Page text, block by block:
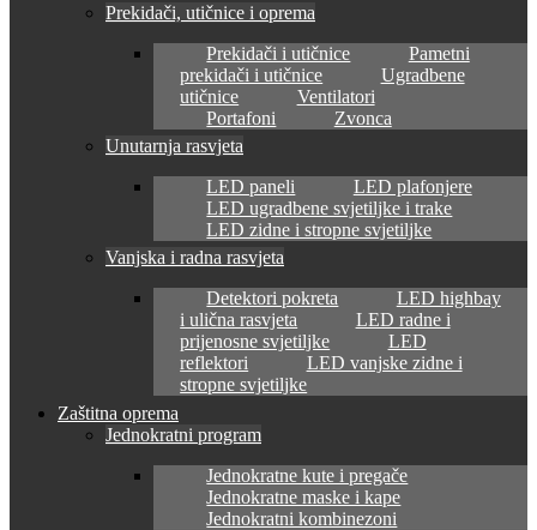
Prekidači, utičnice i oprema
Prekidači i utičnice
Pametni
prekidači i utičnice
Ugradbene
utičnice
Ventilatori
Portafoni
Zvonca
Unutarnja rasvjeta
LED paneli
LED plafonjere
LED ugradbene svjetiljke i trake
LED zidne i stropne svjetiljke
Vanjska i radna rasvjeta
Detektori pokreta
LED highbay
i ulična rasvjeta
LED radne i
prijenosne svjetiljke
LED
reflektori
LED vanjske zidne i
stropne svjetiljke
Zaštitna oprema
Jednokratni program
Jednokratne kute i pregače
Jednokratne maske i kape
Jednokratni kombinezoni